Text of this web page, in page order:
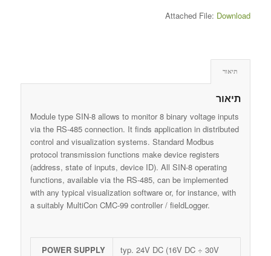
Attached File: Download
תיאור
תיאור
Module type SIN-8 allows to monitor 8 binary voltage inputs
via the RS-485 connection. It finds application in distributed
control and visualization systems. Standard Modbus
protocol transmission functions make device registers
(address, state of inputs, device ID). All SIN-8 operating
functions, available via the RS-485, can be implemented
with any typical visualization software or, for instance, with
a suitably MultiCon CMC-99 controller / fieldLogger.
POWER SUPPLY
typ. 24V DC (16V DC ÷ 30V